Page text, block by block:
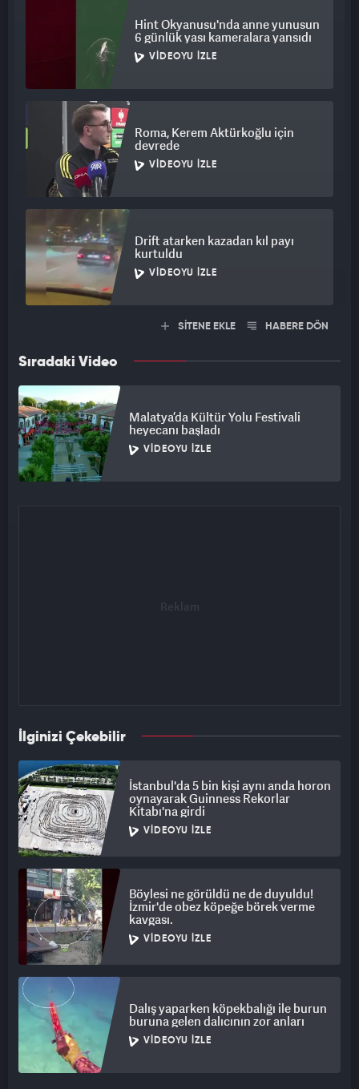
Hint Okyanusu'nda anne yunusun
6 günlük yası kameralara yansıdı
VIDEOYU İZLE
Roma, Kerem Aktürkoğlu için
devrede
VIDEOYU İZLE
Drift atarken kazadan kıl payı
kurtuldu
VIDEOYU İZLE
SİTENE EKLE HABERE DÖN
Sıradaki Video
Malatya’da Kültür Yolu Festivali
heyecanı başladı
VIDEOYU İZLE
İlginizi Çekebilir
İstanbul'da 5 bin kişi aynı anda horon
oynayarak Guinness Rekorlar
Kitabı'na girdi
VIDEOYU İZLE
Böylesi ne görüldü ne de duyuldu!
İzmir'de obez köpeğe börek verme
kavgası.
VIDEOYU İZLE
Dalış yaparken köpekbalığı ile burun
buruna gelen dalıcının zor anları
VIDEOYU İZLE